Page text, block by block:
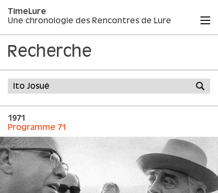
TimeLure
Une chronologie des Rencontres de Lure
Recherche
1971
Programme 71